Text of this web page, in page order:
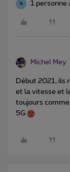
N 1 personne
Michel Mey
Début 2021, ils
et la vitesse et
toujours
5G